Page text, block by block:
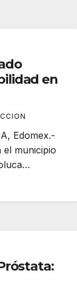
en
Edomex.-
el municipio